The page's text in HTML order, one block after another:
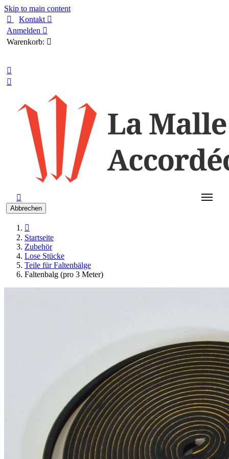
Skip to main content

Kontakt 
Anmelden 
Warenkorb: 



Abbrechen

Startseite
Zubehör
Lose Stücke
Teile für Faltenbälge
Faltenbalg (pro 3 Meter)